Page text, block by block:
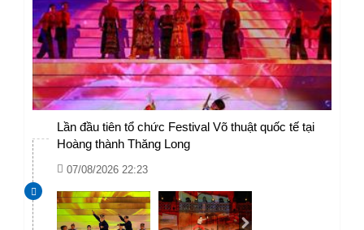
Lần đầu tiên tổ chức Festival Võ thuật quốc tế tại
Hoàng thành Thăng Long
07/08/2026 22:23